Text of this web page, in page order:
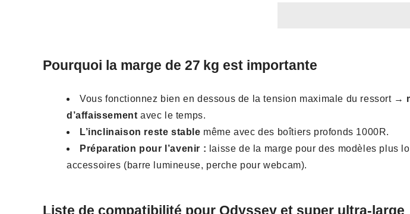
✔
Technologie avancée
moniteur sans effort
fluide et précis.
Voir le tableau des
Pourquoi la marge de 27 kg est importante
Vous fonctionnez bien en dessous de la tension maximale du ressort →
d’affaissement avec le temps.
L’inclinaison reste stable même avec des boîtiers profonds 1000R.
Préparation pour l’avenir : laisse de la marge pour des modèles plus
accessoires (barre lumineuse, perche pour webcam).
Liste de compatibilité pour Odyssey et super ultra-large